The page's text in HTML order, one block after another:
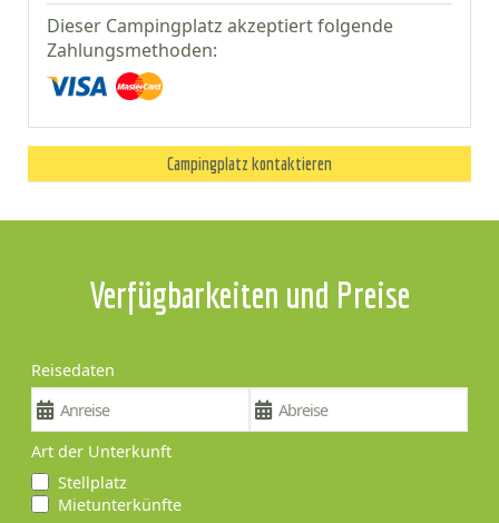
Dieser Campingplatz akzeptiert folgende
Zahlungsmethoden:
Campingplatz kontaktieren
Verfügbarkeiten und Preise
Reisedaten
Art der Unterkunft
Stellplatz
Mietunterkünfte